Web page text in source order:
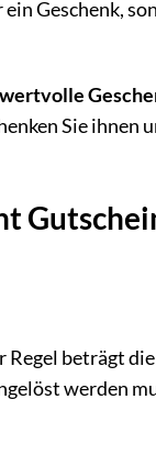
Geschenk,
wertvolle
Sie ihnen
Regel beträgt
werden